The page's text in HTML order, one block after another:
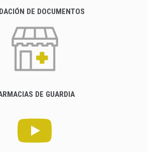
DE DOCUMENTOS
DE GUARDIA